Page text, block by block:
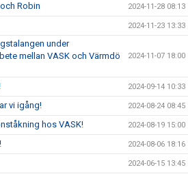
Robin 2024-11-28 08:13
2024-11-23 13:33
under
mellan VASK och Värmdö
2024-11-07 18:00
2024-09-14 10:33
vi igång! 2024-08-24 08:45
hos VASK! 2024-08-19 15:00
2024-08-06 18:16
2024-06-15 13:45